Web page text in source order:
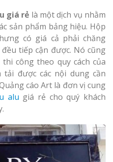
giá rẻ là một dịch vụ nhằm
sản phẩm bảng hiệu. Hộp
có giá cả phải chăng
tiếp cận được. Nó cũng
công theo quy cách của
tải được các nội dung cần
cáo Art là đơn vị cung
alu giá rẻ cho quý khách
tại
tại
Thi công
cáo Thuận
Dương
Làm biển
tóc Thuận An